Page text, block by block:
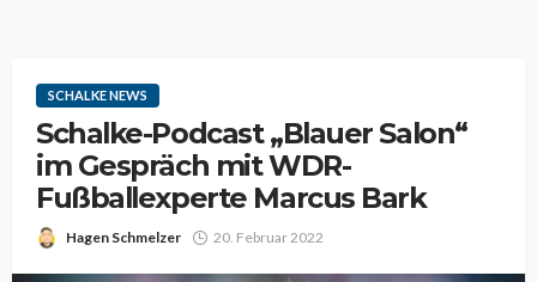
SCHALKE NEWS
Schalke-Podcast „Blauer Salon“
im Gespräch mit WDR-
Fußballexperte Marcus Bark
Hagen Schmelzer 20. Februar 2022